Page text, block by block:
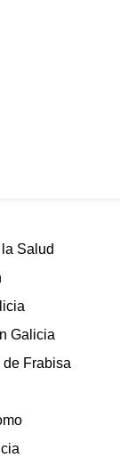
Salud
Galicia
Frabisa